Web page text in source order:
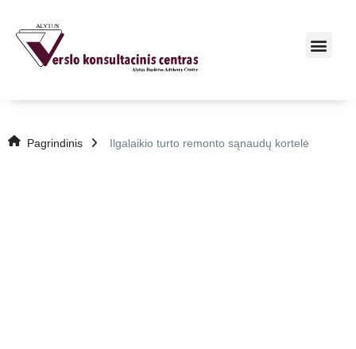
Pagrindinis Ilgalaikio turto remonto sąnaudų kortelė